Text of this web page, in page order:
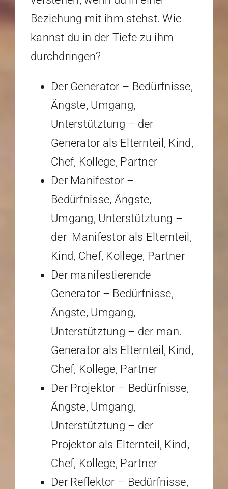
Beziehung mit ihm stehst. Wie
kannst du in der Tiefe zu ihm
durchdringen?
Der Generator – Bedürfnisse,
Ängste, Umgang,
Unterstütztung – der
Generator als Elternteil, Kind,
Chef, Kollege, Partner
Der Manifestor –
Bedürfnisse, Ängste,
Umgang, Unterstütztung –
der Manifestor als Elternteil,
Kind, Chef, Kollege, Partner
Der manifestierende
Generator – Bedürfnisse,
Ängste, Umgang,
Unterstütztung – der man.
Generator als Elternteil, Kind,
Chef, Kollege, Partner
Der Projektor – Bedürfnisse,
Ängste, Umgang,
Unterstütztung – der
Projektor als Elternteil, Kind,
Chef, Kollege, Partner
Der Reflektor – Bedürfnisse,